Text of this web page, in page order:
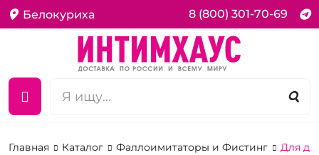
Белокуриха 8 (800) 301-70-69
Главная Каталог Фаллоимитаторы и Фистинг Для